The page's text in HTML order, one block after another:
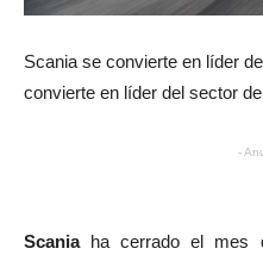
Scania se convierte en líder
convierte en líder del sector
-
Scaniaha cerrado el mes